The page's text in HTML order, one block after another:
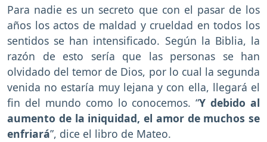
Para nadie es un secreto que con el pasar de los
años los actos de maldad y crueldad en todos los
sentidos se han intensificado. Según la Biblia, la
razón de esto sería que las personas se han
olvidado del temor de Dios, por lo cual la segunda
venida no estaría muy lejana y con ella, llegará el
fin del mundo como lo conocemos. “Y debido al
aumento de la iniquidad, el amor de muchos se
enfriará”, dice el libro de Mateo.